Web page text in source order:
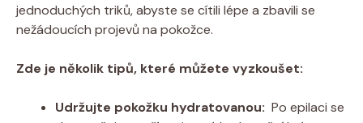
jednoduchých triků, abyste se cítili lépe a zbavili ​se
nežádoucích projevů ⁢na pokožce.
Zde je několik tipů, ​které můžete vyzkoušet:
Udržujte ​pokožku hydratovanou: ⁣ Po ⁤epilaci​ se